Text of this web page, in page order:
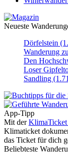
Neueste
Dörfelstein
Wanderung
Den
Loser
Sandling
App-Tipp
Mit der
Klimaticket
das Ticket für dich
Beliebteste